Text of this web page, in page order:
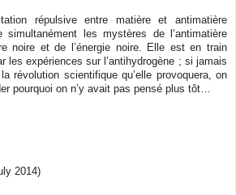
répulsive entre matière et antimatière
simultanément les mystères de l’antimatière
noire et de l’énergie noire. Elle est en train
les expériences sur l’antihydrogène ; si jamais
révolution scientifique qu’elle provoquera, on
pourquoi on n’y avait pas pensé plus tôt…
2014)